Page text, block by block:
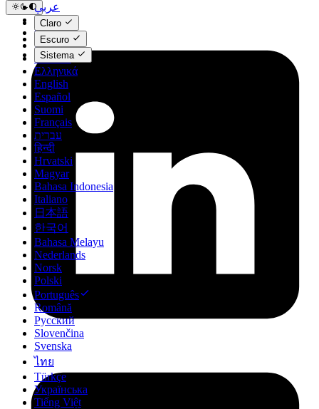
عربي
Català
Čeština
Dansk
Deutsch
Ελληνικά
English
Español
Suomi
Français
עברית
हिन्दी
Hrvatski
Magyar
Bahasa Indonesia
Italiano
日本語
한국어
Bahasa Melayu
Nederlands
Norsk
Polski
Português
Română
Русский
Slovenčina
Svenska
ไทย
Türkçe
Українська
Tiếng Việt
Claro
Escuro
Sistema